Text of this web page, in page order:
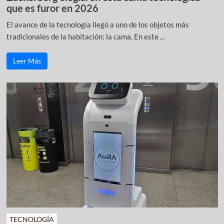
que es furor en 2026
El avance de la tecnología llegó a uno de los objetos más
tradicionales de la habitación: la cama. En este ...
Leer Más
TECNOLOGÍA